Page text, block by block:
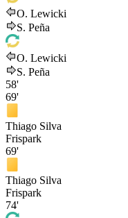
O. Lewicki
S. Peña
O. Lewicki
S. Peña
58'
69'
Thiago Silva
Frispark
69'
Thiago Silva
Frispark
74'